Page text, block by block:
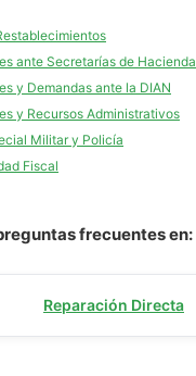
ante Secretarías de Hacienda
y Demandas ante la DIAN
y Recursos Administrativos
Militar y Policía
Fiscal
frecuentes en:
Reparación Directa